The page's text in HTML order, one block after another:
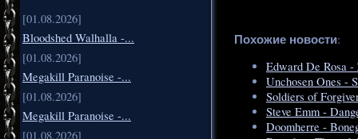
[01.08.2026]
Bloodshed Walhalla -...
[01.08.2026]
Megakill Paranoise -...
[01.08.2026]
Megakill Paranoise -...
[01.08.2026]
Похожие новости:
Edward De Rosa
Unchosen Ones -
Soldiers of
Steve Emm -
Doomherre -